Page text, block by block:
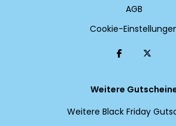
AGB
Cookie-
Weitere
Weitere Black Friday